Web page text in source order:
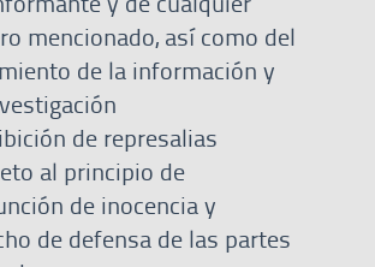
mencionado, así como del
de la información y
de represalias
al principio de
de inocencia y
de defensa de las partes